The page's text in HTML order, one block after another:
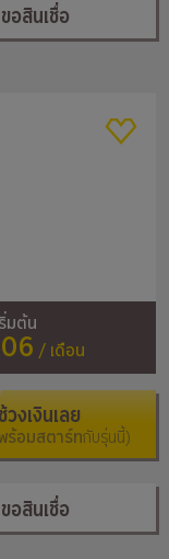
ขอสินเชื่อ
มต้น
/ เดือน
วงเงินเลย
ร้อมสตาร์ทกับรุ่นนี้)
ขอสินเชื่อ